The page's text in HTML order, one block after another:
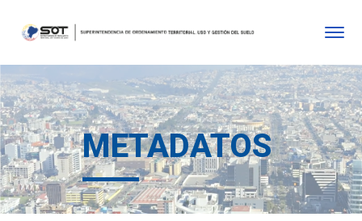
METADATOS